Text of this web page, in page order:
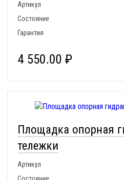
Артикул
Состояние
Гарантия
4 550.00 ₽
Площадка опорная
тележки
Артикул